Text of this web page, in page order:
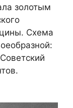
золотым
Схема